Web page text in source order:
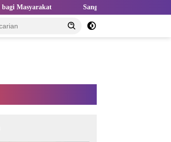
Sangat Perlu Kolaborasi Kampus dan Industri